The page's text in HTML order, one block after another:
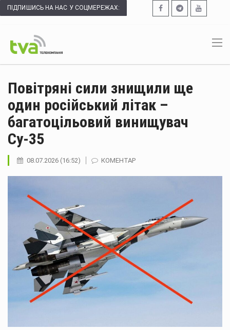
ПІДПИШИСЬ НА НАС У СОЦМЕРЕЖАХ:
Повітряні сили знищили ще
один російський літак –
багатоцільовий винищувач
Cу-35
08.07.2026 (16:52) КОМЕНТАР